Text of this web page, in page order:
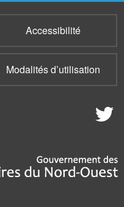
Accessibilité
Modalités d’utilisation